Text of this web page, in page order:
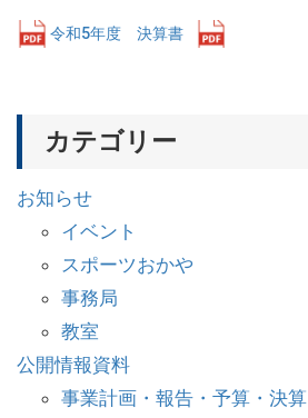
令和5年度 決算書
カテゴリー
お知らせ
イベント
スポーツおかや
事務局
教室
公開情報資料
事業計画・報告・予算・決算